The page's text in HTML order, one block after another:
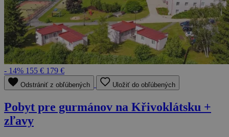
- 14% 155 € 179 €
Odstrániť z obľúbených Uložiť do obľúbených
Pobyt pre gurmánov na Křivoklátsku +
zľavy